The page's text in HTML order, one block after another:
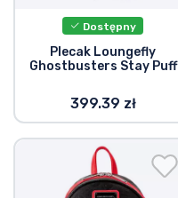
Dostępny
Plecak Loungefly
Ghostbusters Stay Puff
399.39 zł